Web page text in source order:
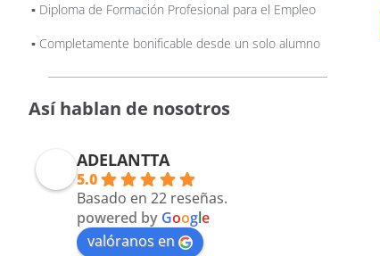
▪️ Diploma de Formación Profesional para el Empleo
▪️ Completamente bonificable desde un solo alumno
Así hablan de nosotros
ADELANTTA
5.0
Basado en 22 reseñas.
powered by Google
valóranos en